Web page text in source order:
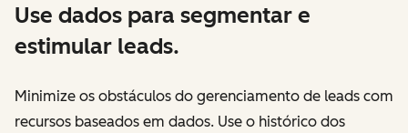
Use dados para segmentar e
estimular leads.
Minimize os obstáculos do gerenciamento de leads com
recursos baseados em dados. Use o histórico dos